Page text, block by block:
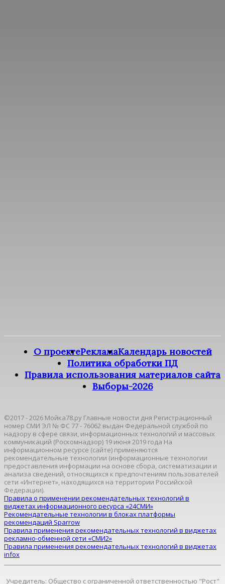
О проектеРекламаКалендарь новостей
Политика обработки ПД
Правила использования материалов сайта
Выборы-2026
©2017 - 2026 Мойка78.ру Главные новости дня Регистрационный
номер СМИ ЭЛ № ФС 77 - 76062 выдан Федеральной службой по
надзору в сфере связи, информационных технологий и массовых
коммуникаций (Роскомнадзор) 19 июня 2019 года На
информационном ресурсе (сайте) применяются
рекомендательные технологии (информационные технологии
предоставления информации на основе сбора, систематизации и
анализа сведений, относящихся к предпочтениям пользователей
сети «Интернет», находящихся на территории Российской
Федерации).
Правила о применении рекомендательных технологий в
виджетах информационного ресурса «24СМИ»
Рекомендательные технологии в блоках платформы
рекомендаций Sparrow
Правила применения рекомендательных технологий в виджетах
рекламно-обменной сети «СМИ2»
Правила применения рекомендательных технологий в виджетах
infox
Учредитель: Общество с ограниченной ответственностью "Рост"